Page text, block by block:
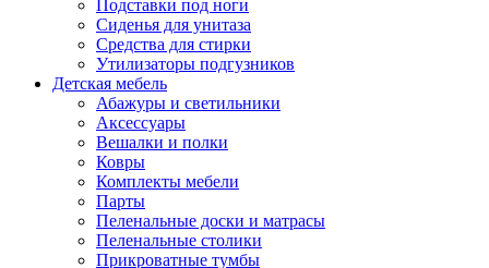
Подставки под ноги
Сиденья для унитаза
Средства для стирки
Утилизаторы подгузников
Детская мебель
Абажуры и светильники
Аксессуары
Вешалки и полки
Ковры
Комплекты мебели
Парты
Пеленальные доски и матрасы
Пеленальные столики
Прикроватные тумбы